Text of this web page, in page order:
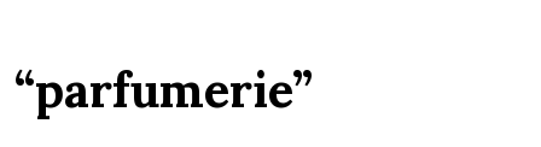
“parfumerie”